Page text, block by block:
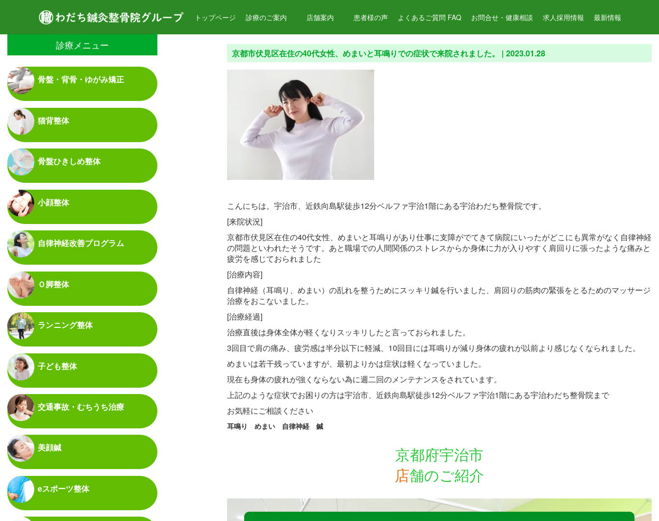
トップページ 診療のご案内 店舗案内 患者様の声 よくあるご質問 FAQ お問合せ・健康相談 求人採用情報 最新情報
京都市伏見区在住の40代女性、めまいと耳鳴りでの症状で来院されました。 | 2023.01.28
こんにちは。宇治市、近鉄向島駅徒歩12分ベルファ宇治1階にある宇治わだち整骨院です。
[来院状況]
京都市伏見区在住の40代女性、めまいと耳鳴りがあり仕事に支障がでてきて病院にいったがどこにも異常がなく自律神経
の問題といわれたそうです。あと職場での人間関係のストレスからか身体に力が入りやすく肩回りに張ったような痛みと
疲労を感じておられました
[治療内容]
自律神経（耳鳴り、めまい）の乱れを整うためにスッキリ鍼を行いました、肩回りの筋肉の緊張をとるためのマッサージ
治療をおこないました。
[治療経過]
治療直後は身体全体が軽くなりスッキリしたと言っておられました。
3回目で肩の痛み、疲労感は半分以下に軽減、 10回目には耳鳴りが減り身体の疲れが以前より感じなくなられました。
めまいは若干残っていますが、最初よりかは症状は軽くなっていました。
現在も身体の疲れが強くならない為に週二回のメンテナンスをされています。
上記のような症状でお困りの方は宇治市、近鉄向島駅徒歩12分ベルファ宇治1階にある宇治わだち整骨院まで
お気軽にご相談ください
耳鳴り めまい 自律神経 鍼
京都府宇治市
店舗のご紹介
診療メニュー
骨盤・背骨・ゆがみ矯正
猫背整体
骨盤ひきしめ整体
小顔整体
自律神経改善プログラム
Ｏ脚整体
ランニング整体
子ども整体
交通事故・むちうち治療
美顔鍼
eスポーツ整体